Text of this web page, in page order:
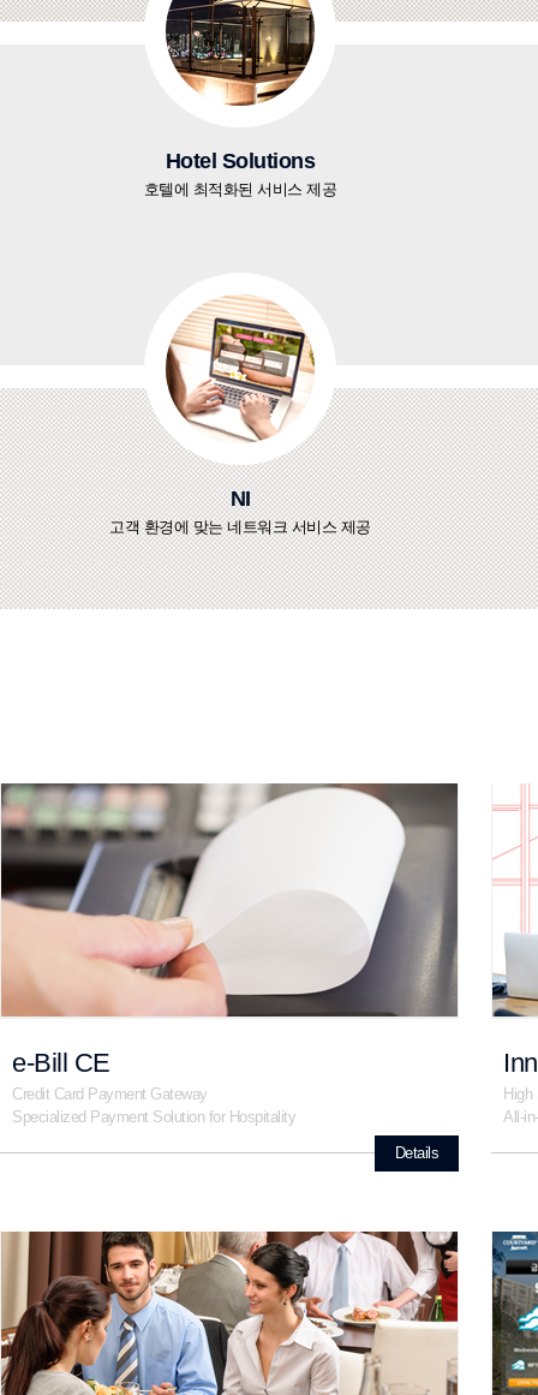
Hotel Solutions
호텔에 최적화된 서비스 제공
NI
고객 환경에 맞는 네트워크 서비스 제공
e-Bill CE
Credit Card Payment Gateway
Specialized Payment Solution for Hospitality
Details
High
All-